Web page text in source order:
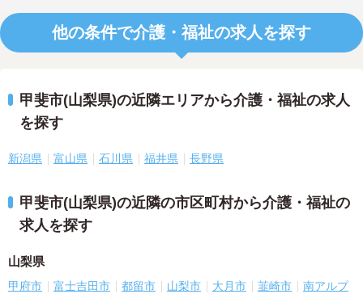
他の条件で介護・福祉の求人を探す
甲斐市(山梨県)の近隣エリアから介護・福祉の求人
を探す
新潟県 富山県 石川県 福井県 長野県
甲斐市(山梨県)の近隣の市区町村から介護・福祉の
求人を探す
山梨県
甲府市 富士吉田市 都留市 山梨市 大月市 韮崎市
南アルプ